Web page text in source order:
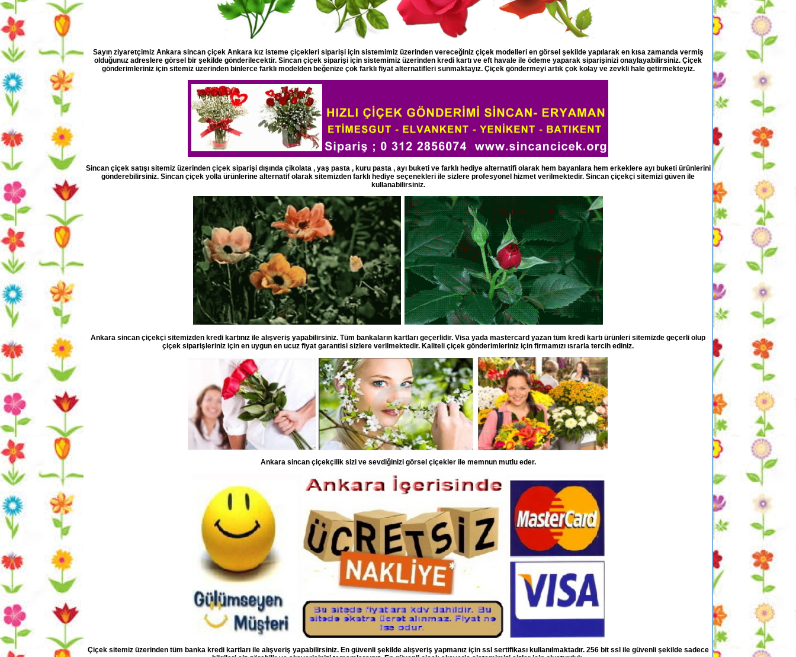
Sayın ziyaretçimiz Ankara sincan çiçek Ankara kız isteme çiçekleri siparişi için sistemimiz üzerinden vereceğiniz çiçek modelleri en görsel şekilde yapılarak en kısa zamanda vermiş
olduğunuz adreslere görsel bir şekilde gönderilecektir. Sincan çiçek siparişi için sistemimiz üzerinden kredi kartı ve eft havale ile ödeme yaparak siparişinizi onaylayabilirsiniz. Çiçek
gönderimleriniz için sitemiz üzerinden binlerce farklı modelden beğenize çok farklı fiyat alternatifleri sunmaktayız. Çiçek göndermeyi artık çok kolay ve zevkli hale getirmekteyiz.
Sincan çiçek satışı sitemiz üzerinden çiçek siparişi dışında çikolata , yaş pasta , kuru pasta , ayı buketi ve farklı hediye alternatifi olarak hem bayanlara hem erkeklere ayı buketi ürünlerini
gönderebilirsiniz. Sincan çiçek yolla ürünlerine alternatif olarak sitemizden farklı hediye seçenekleri ile sizlere profesyonel hizmet verilmektedir. Sincan çiçekçi sitemizi güven ile
kullanabilirsiniz.
Ankara sincan çiçekçi sitemizden kredi kartınız ile alışveriş yapabilirsiniz. Tüm bankaların kartları geçerlidir. Visa yada mastercard yazan tüm kredi kartı ürünleri sitemizde geçerli olup
çiçek siparişleriniz için en uygun en ucuz fiyat garantisi sizlere verilmektedir. Kaliteli çiçek gönderimleriniz için firmamızı ısrarla tercih ediniz.
Ankara sincan çiçekçilik sizi ve sevdiğinizi görsel çiçekler ile memnun mutlu eder.
Çiçek sitemiz üzerinden tüm banka kredi kartları ile alışveriş yapabilirsiniz. En güvenli şekilde alışveriş yapmanız için ssl sertifikası kullanılmaktadır. 256 bit ssl ile güvenli şekilde sadece